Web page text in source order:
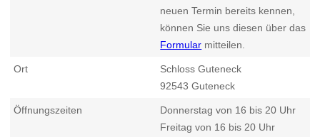
neuen Termin bereits kennen,
können Sie uns diesen über das
Formular mitteilen.
Ort
Schloss Guteneck
92543 Guteneck
Öffnungszeiten
Donnerstag von 16 bis 20 Uhr
Freitag von 16 bis 20 Uhr